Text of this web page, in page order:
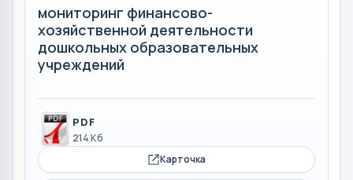
мониторинг финансово-
хозяйственной деятельности
дошкольных образовательных
учреждений
PDF
214 Кб
Карточка